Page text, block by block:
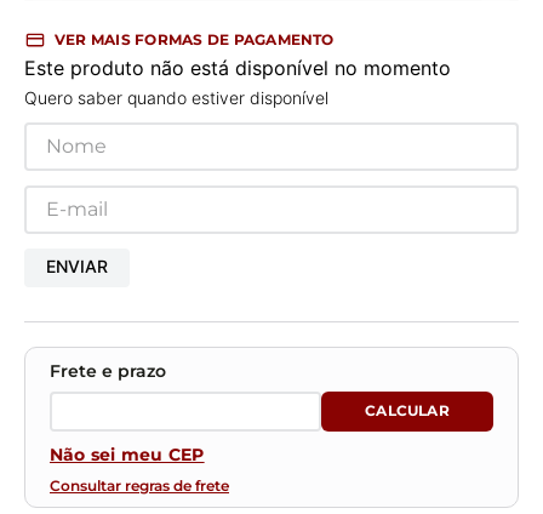
VER MAIS FORMAS DE PAGAMENTO
Este produto não está disponível no momento
Quero saber quando estiver disponível
ENVIAR
Não sei meu CEP
Consultar regras de frete